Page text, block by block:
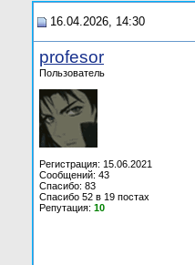
16.04.2026, 14:30
profesor
Пользователь
Регистрация: 15.06.2021
Сообщений: 43
Спасибо: 83
Спасибо 52 в 19 постах
Репутация: 10